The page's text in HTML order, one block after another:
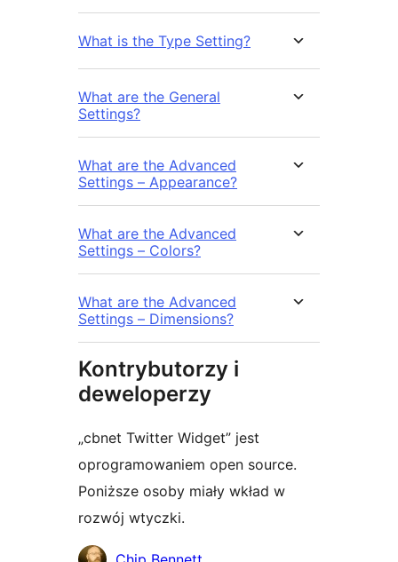
What is the Type Setting?
What are the General
Settings?
What are the Advanced
Settings – Appearance?
What are the Advanced
Settings – Colors?
What are the Advanced
Settings – Dimensions?
Kontrybutorzy i
deweloperzy
„cbnet Twitter Widget” jest
oprogramowaniem open source.
Poniższe osoby miały wkład w
rozwój wtyczki.
Zaangażowani